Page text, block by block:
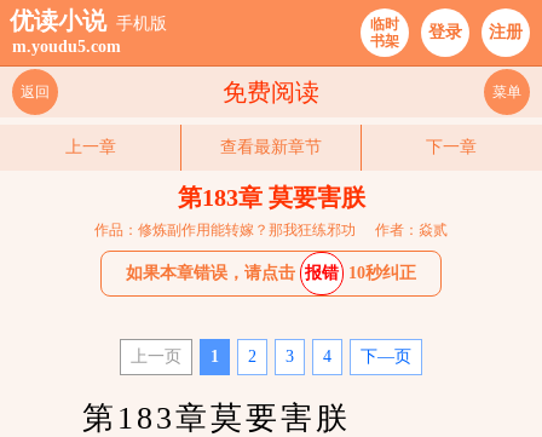
优读小说 手机版
m.youdu5.com
临时
书架
登录 注册
免费阅读
返回 菜单
上一章 查看最新章节 下一章
第183章 莫要害朕
作品：修炼副作用能转嫁？那我狂练邪功 作者：焱贰
如果本章错误，请点击 报错 10秒纠正
上一页 1 2 3 4 下—页
第183章莫要害朕